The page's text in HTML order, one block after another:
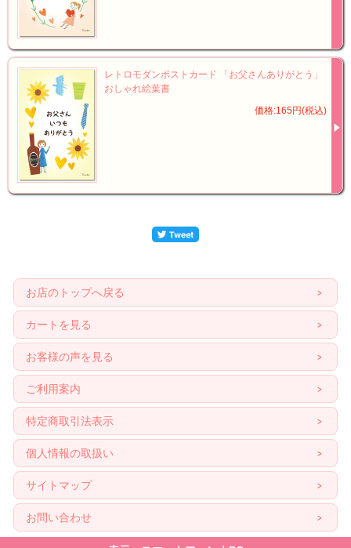
レトロモダンポストカード 「お父さんありがとう」
おしゃれ絵葉書
価格:165円(税込)
お店のトップへ戻る
カートを見る
お客様の声を見る
ご利用案内
特定商取引法表示
個人情報の取扱い
サイトマップ
お問い合わせ